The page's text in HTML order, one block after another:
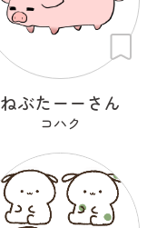
ねぶたーーさん
コハク